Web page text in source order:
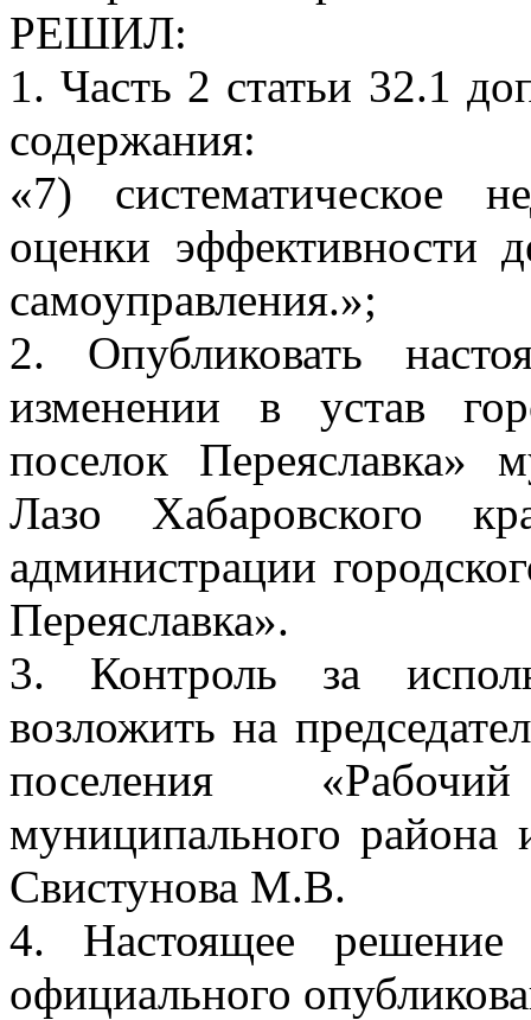
РЕШИЛ:
1. Часть 2 статьи 32.1
содержания:
«7) систематическое
оценки эффективности
самоуправления.»;
2. Опубликовать
изменении в устав
поселок Переяславка»
Лазо Хабаровского
администрации
Переяславка».
3. Контроль за
возложить на
поселения
муниципального района
Свистунова М.В.
4. Настоящее
официального